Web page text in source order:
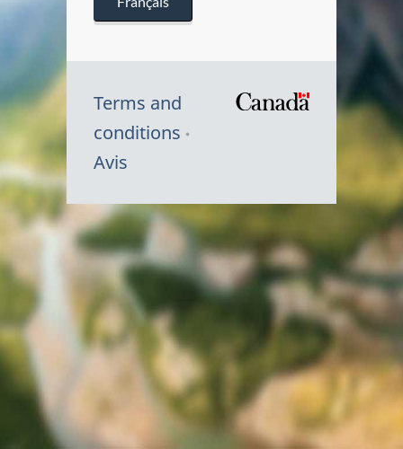
Terms and
conditions
Avis
Canada